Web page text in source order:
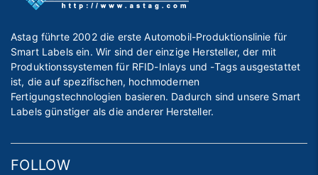
Astag führte 2002 die erste Automobil-Produktionslinie für
Smart Labels ein. Wir sind der einzige Hersteller, der mit
Produktionssystemen für RFID-Inlays und -Tags ausgestattet
ist, die auf spezifischen, hochmodernen
Fertigungstechnologien basieren. Dadurch sind unsere Smart
Labels günstiger als die anderer Hersteller.
FOLLOW